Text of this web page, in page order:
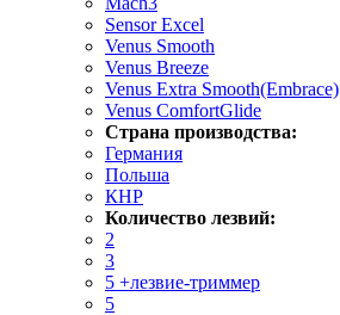
Sensor Excel
Venus Smooth
Venus Breeze
Venus Extra Smooth(Embrace)
Venus ComfortGlide
Страна производства:
Германия
Польша
КНР
Количество лезвий:
2
3
5 +лезвие-триммер
5